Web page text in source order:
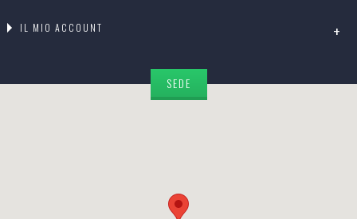
IL MIO ACCOUNT
SEDE